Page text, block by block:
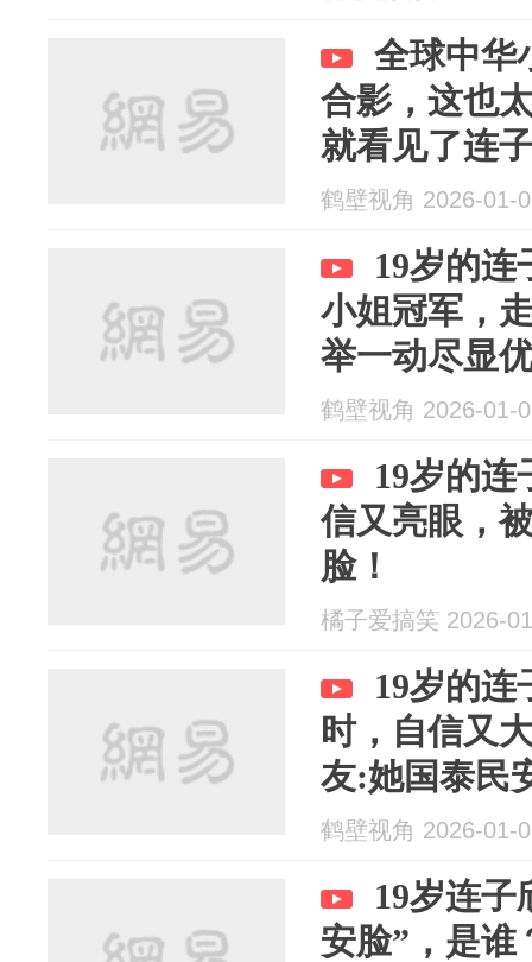
全球中华
合影，这也
就看见了连
鹤壁视角 2026-01-
19岁的连
小姐冠军，
举一动尽显
圆玉润配得
鹤壁视角 2026-01-
19岁的连
信又亮眼，
脸！
橘子爱搞笑 2026-
19岁的连
时，自信又
友:她国泰民
一眼就能看
鹤壁视角 2026-01-
19岁连子
安脸”，是谁